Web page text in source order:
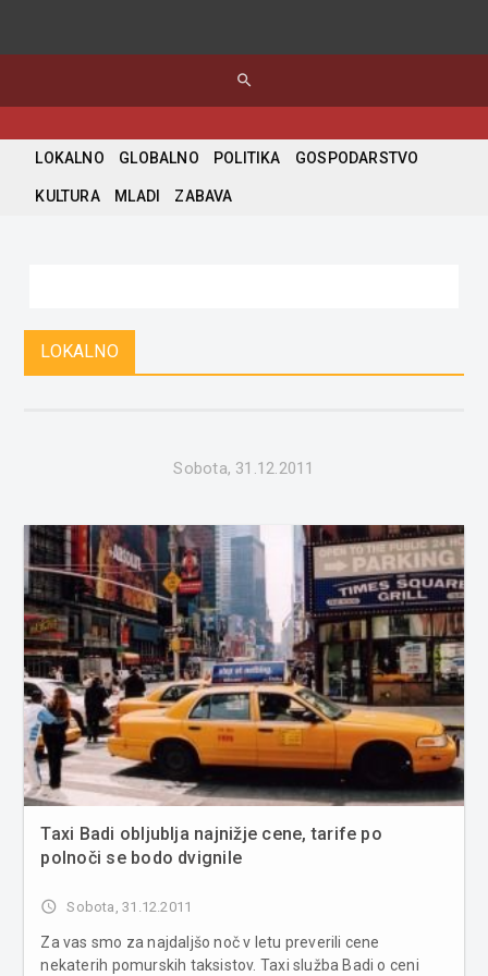
search
LOKALNO GLOBALNO POLITIKA GOSPODARSTVO
KULTURA MLADI ZABAVA
LOKALNO
Sobota, 31.12.2011
Taxi Badi obljublja najnižje cene, tarife po
polnoči se bodo dvignile
access_time Sobota, 31.12.2011
Za vas smo za najdaljšo noč v letu preverili cene
nekaterih pomurskih taksistov. Taxi služba Badi o ceni